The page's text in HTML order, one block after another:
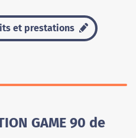
et prestations
GAME 90 de